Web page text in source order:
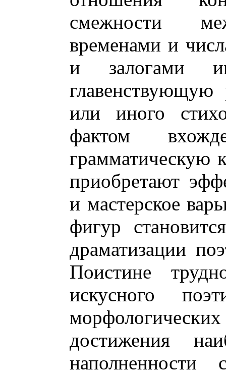
смежности
временами и
и залогами
или иного
фактом
грамматическую
приобретают
и мастерское
фигур
драматизации
Поистине
искусного
достижения